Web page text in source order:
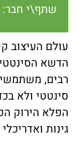
שתף\י חבר:
עולם העיצוב
הדשא
רבים,
סינטטי ולא
הפלא הירוק
גינות